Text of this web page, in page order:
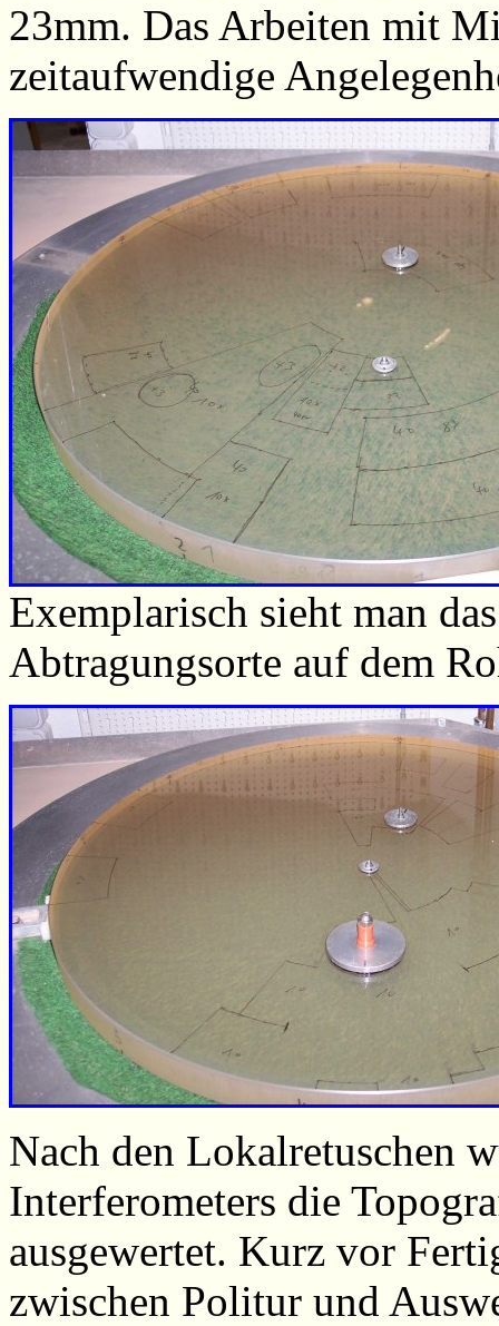
23mm. Das Arbeiten mit
zeitaufwendige
Exemplarisch sieht man
Abtragungsorte auf dem
Nach den Lokalretuschen
Interferometers die
ausgewertet. Kurz vor
zwischen Politur und